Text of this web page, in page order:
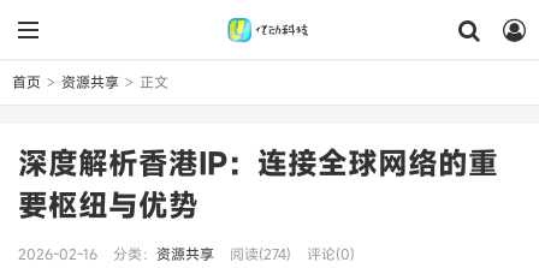
首页 > 资源共享 > 正文
深度解析香港IP：连接全球网络的重
要枢纽与优势
2026-02-16 分类： 资源共享 阅读(274) 评论(0)